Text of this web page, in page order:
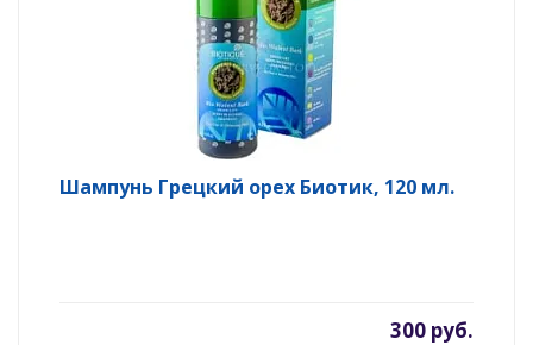
Шампунь Грецкий орех Биотик, 120 мл.
300 руб.